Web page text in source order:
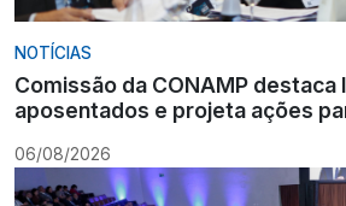
NOTÍCIAS
Comissão da CONAMP destaca
aposentados e projeta ações
06/08/2026